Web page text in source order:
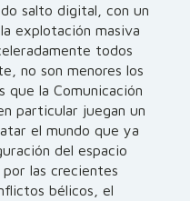
salto digital, con un
explotación masiva
todos
no son menores los
que la Comunicación
particular juegan un
el mundo que ya
del espacio
las crecientes
bélicos, el